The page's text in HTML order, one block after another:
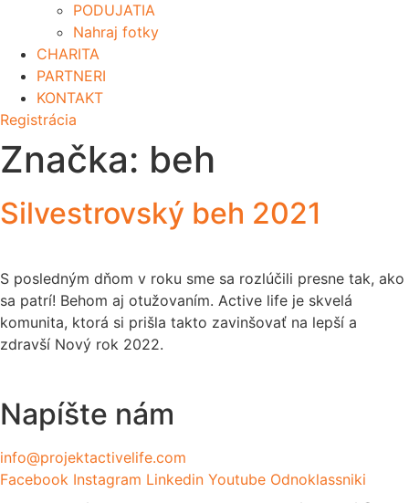
PODUJATIA
Nahraj fotky
CHARITA
PARTNERI
KONTAKT
Registrácia
Značka: beh
Silvestrovský beh 2021
S posledným dňom v roku sme sa rozlúčili presne tak, ako
sa patrí! Behom aj otužovaním. Active life je skvelá
komunita, ktorá si prišla takto zavinšovať na lepší a
zdravší Nový rok 2022.
Napíšte nám
info@projektactivelife.com
Facebook Instagram Linkedin Youtube Odnoklassniki